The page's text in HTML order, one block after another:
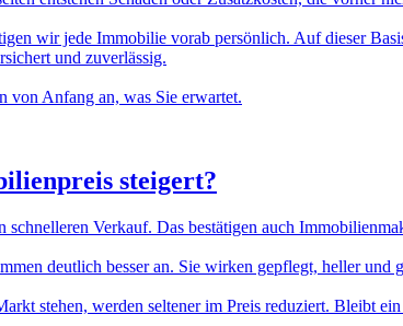
wir jede Immobilie vorab persönlich. Auf dieser
und zuverlässig.
von Anfang an, was Sie erwartet.
steigert?
Verkauf. Das bestätigen auch
deutlich besser an. Sie wirken gepflegt, heller und
stehen, werden seltener im Preis reduziert. Bleibt